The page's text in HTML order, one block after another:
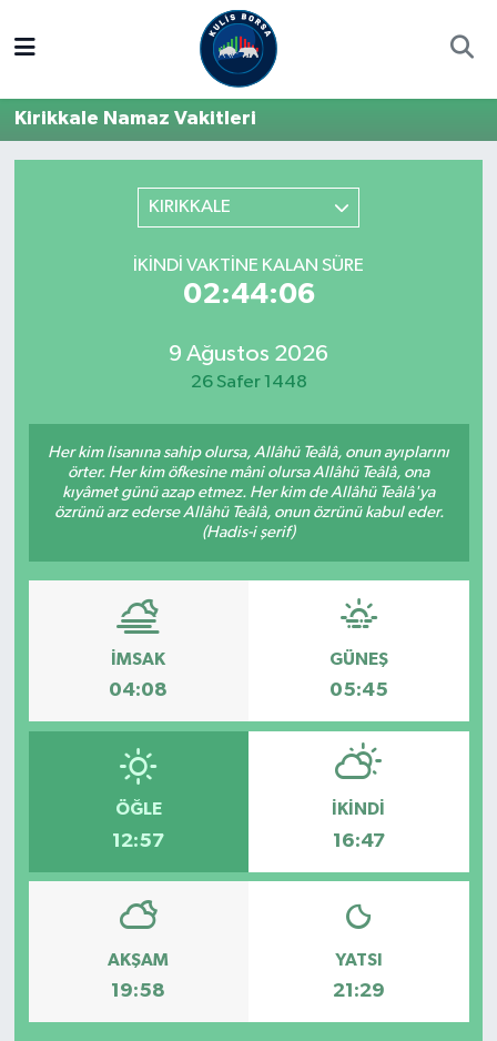
Kirikkale Namaz Vakitleri
KIRIKKALE
İKINDI VAKTINE KALAN SÜRE
02:44:06
9 Ağustos 2026
26 Safer 1448
Her kim lisanına sahip olursa, Allâhü Teâlâ, onun ayıplarını
örter. Her kim öfkesine mâni olursa Allâhü Teâlâ, ona
kıyâmet günü azap etmez. Her kim de Allâhü Teâlâ'ya
özrünü arz ederse Allâhü Teâlâ, onun özrünü kabul eder.
(Hadis-i şerif)
İMSAK
04:08
GÜNEŞ
05:45
ÖĞLE
12:57
İKINDI
16:47
AKŞAM
19:58
YATSI
21:29
Hisse Yorumu
Kulis Haber
Halka Arzlar
Trafik Durumu
Süper Lig Puan Durumu ve Fikstür
Tüm Manşetler